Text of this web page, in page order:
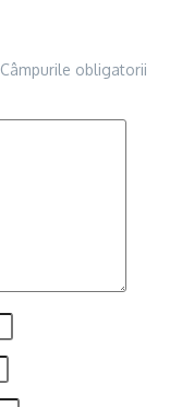
Câmpurile obligatorii